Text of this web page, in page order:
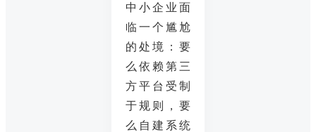
中小企业面
临一个尴尬
的处境：要
么依赖第三
方平台受制
于规则，要
么自建系统